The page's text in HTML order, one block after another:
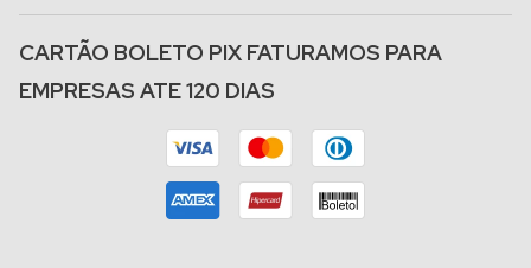
CARTÃO BOLETO PIX FATURAMOS PARA
EMPRESAS ATE 120 DIAS